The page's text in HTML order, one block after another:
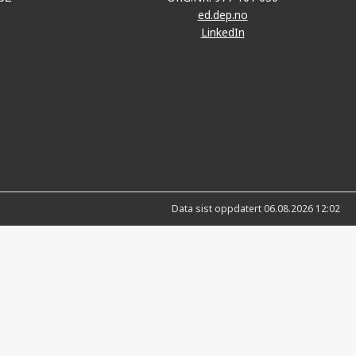
ed.dep.no
LinkedIn
Data sist oppdatert 06.08.2026 12:02